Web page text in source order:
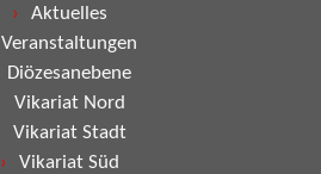
Aktuelles
Veranstaltungen
Diözesanebene
Vikariat Nord
Vikariat Stadt
Vikariat Süd